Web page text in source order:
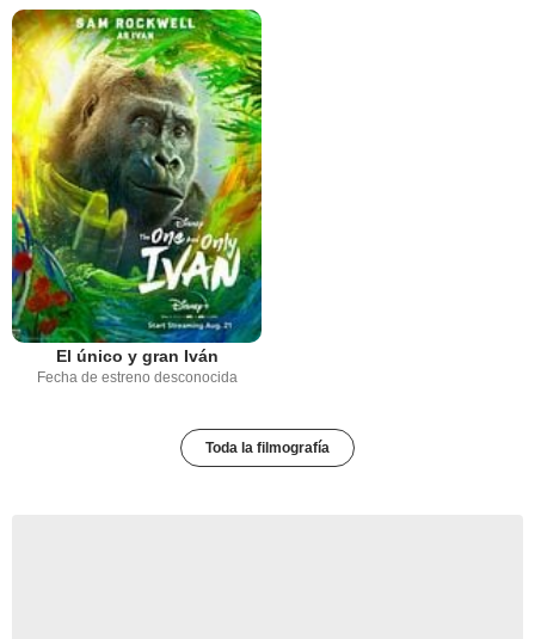
El único y gran Iván
Fecha de estreno desconocida
Toda la filmografía